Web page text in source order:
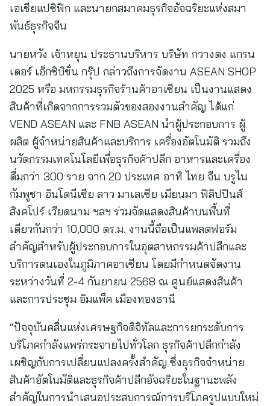
เอเชียแปซิฟิก และนายกสมาคมธุรกิจอัจฉริยะแห่งสมา
พันธ์ธุรกิจจีน
นายหวัง เจ้าหยุน ประธานบริหาร บริษัท กวางตง แกรน
เดอร์ เอ็กซิบิชั่น กรุ๊ป กล่าวถึงการจัดงาน ASEAN SHOP
2025 หรือ มหกรรมธุรกิจร้านค้าอาเซียน เป็นงานแสดง
สินค้าที่เกิดจากการรวมตัวของสองงานสำคัญ ได้แก่
VEND ASEAN และ FNB ASEAN นำผู้ประกอบการ ผู้
ผลิต ผู้จำหน่ายสินค้าและบริการ เครื่องอัตโนมัติ รวมถึง
นวัตกรรมเทคโนโลยีเพื่อธุรกิจค้าปลีก อาหารและเครื่อง
ดื่มกว่า 300 ราย จาก 20 ประเทศ อาทิ ไทย จีน บรูไน
กัมพูชา อินโดนีเซีย ลาว มาเลเซีย เมียนมา ฟิลิปปินส์
สิงคโปร์ เวียดนาม ฯลฯ ร่วมจัดแสดงสินค้าบนพื้นที่
เดียวกันกว่า 10,000 ตร.ม. งานนี้ถือเป็นแพลตฟอร์ม
สำคัญสำหรับผู้ประกอบการในอุตสาหกรรมค้าปลีกและ
บริการตนเองในภูมิภาคอาเซียน โดยมีกำหนดจัดงาน
ระหว่างวันที่ 2-4 กันยายน 2568 ณ ศูนย์แสดงสินค้า
และการประชุม อิมแพ็ค เมืองทองธานี
“ปัจจุบันคลื่นแห่งเศรษฐกิจดิจิทัลและการยกระดับการ
บริโภคกำลังแพร่กระจายไปทั่วโลก ธุรกิจค้าปลีกกำลัง
เผชิญกับการเปลี่ยนแปลงครั้งสำคัญ ซึ่งธุรกิจจำหน่าย
สินค้าอัตโนมัติและธุรกิจค้าปลีกอัจฉริยะในฐานะพลัง
สำคัญในการนำเสนอประสบการณ์การบริโภครูปแบบใหม่